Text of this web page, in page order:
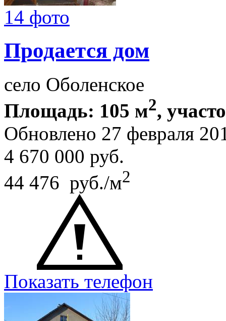
14 фото
Продается дом
село Оболенское
Площадь: 105 м2,
Обновлено 27 февраля
4 670 000 руб.
44 476 руб./м2
Показать телефон